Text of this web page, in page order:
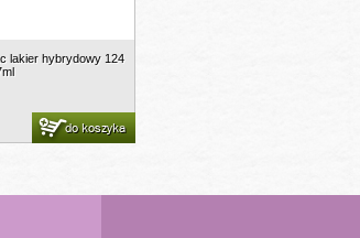
lakier hybrydowy 124
do koszyka